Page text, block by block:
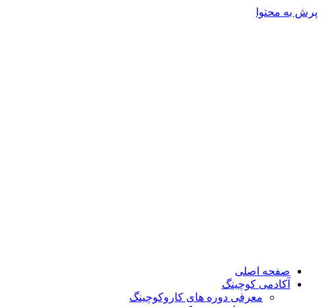
پرش به محتوا
صفحه اصلی
آکادمی کوچینگ
معرفی دوره های کاروکوچینگ